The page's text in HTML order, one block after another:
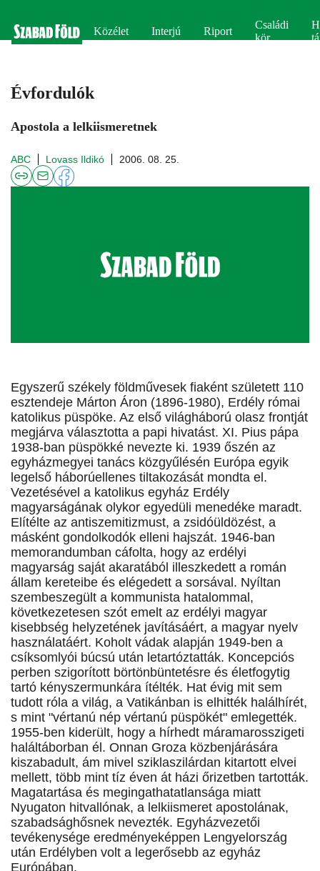
Közélet Interjú Riport
Családi
kör
Évfordulók
Apostola a lelkiismeretnek
ABC Lovass Ildikó 2006. 08. 25.
Egyszerű székely földművesek fiaként született 110
esztendeje Márton Áron (1896-1980), Erdély római
katolikus püspöke. Az első világháború olasz frontját
megjárva választotta a papi hivatást. XI. Pius pápa
1938-ban püspökké nevezte ki. 1939 őszén az
egyházmegyei tanács közgyűlésén Európa egyik
legelső háborúellenes tiltakozását mondta el.
Vezetésével a katolikus egyház Erdély
magyarságának olykor egyedüli menedéke maradt.
Elítélte az antiszemitizmust, a zsidóüldözést, a
másként gondolkodók elleni hajszát. 1946-ban
memorandumban cáfolta, hogy az erdélyi
magyarság saját akaratából illeszkedett a román
állam kereteibe és elégedett a sorsával. Nyíltan
szembeszegült a kommunista hatalommal,
következetesen szót emelt az erdélyi magyar
kisebbség helyzetének javításáért, a magyar nyelv
használatáért. Koholt vádak alapján 1949-ben a
csíksomlyói búcsú után letartóztatták. Koncepciós
perben szigorított börtönbüntetésre és életfogytig
tartó kényszermunkára ítélték. Hat évig mit sem
tudott róla a világ, a Vatikánban is elhitték halálhírét,
s mint "vértanú nép vértanú püspökét" emlegették.
1955-ben kiderült, hogy a hírhedt máramarosszigeti
haláltáborban él. Onnan Groza közbenjárására
kiszabadult, ám mivel sziklaszilárdan kitartott elvei
mellett, több mint tíz éven át házi őrizetben tartották.
Magatartása és megingathatatlansága miatt
Nyugaton hitvallónak, a lelkiismeret apostolának,
szabadsághősnek nevezték. Egyházvezetői
tevékenysége eredményeképpen Lengyelország
után Erdélyben volt a legerősebb az egyház
Európában.